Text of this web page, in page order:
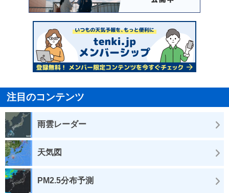
注目のコンテンツ
雨雲レーダー
天気図
PM2.5分布予測